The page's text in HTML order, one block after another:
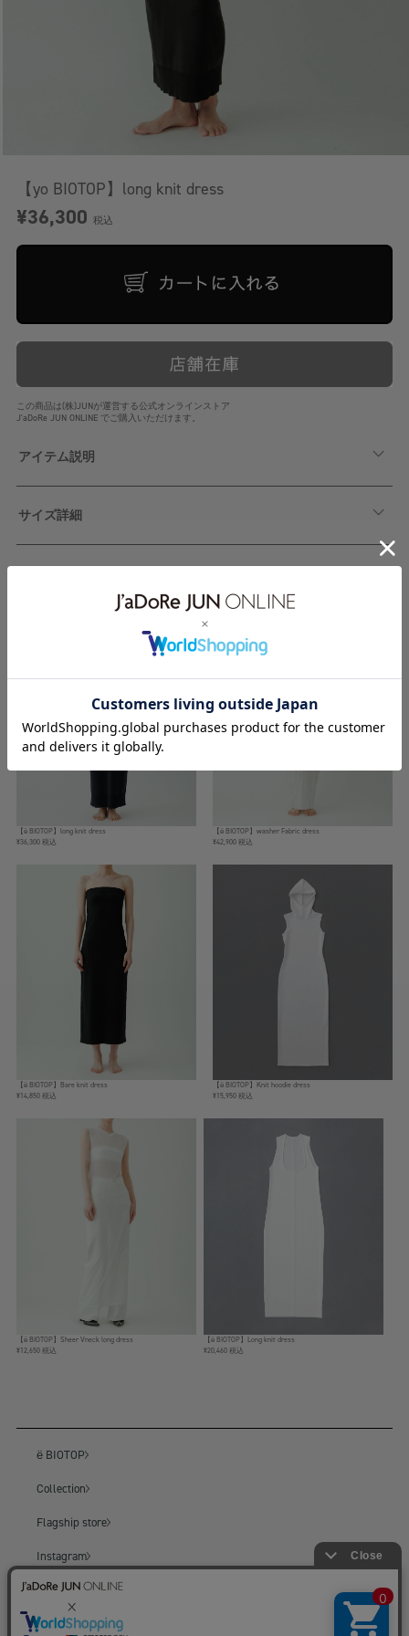
【yo BIOTOP】long knit dress
¥36,300 税込
この商品は(株)JUNが運営する公式オンラインストア
J'aDoRe JUN ONLINE でご購入いただけます。
アイテム説明
サイズ詳細
【ё BIOTOP】long knit dress
¥36,300 税込
【ё BIOTOP】washer Fabric dress
¥42,900 税込
【ё BIOTOP】Bare knit dress
¥14,850 税込
【ё BIOTOP】Knit hoodie dress
¥15,950 税込
【ё BIOTOP】Sheer Vneck long dress
¥12,650 税込
【ё BIOTOP】Long knit dress
¥20,460 税込
ё BIOTOP
Collection
Flagship store
Instagram
BIOTOP
BIOTOP ONLINE